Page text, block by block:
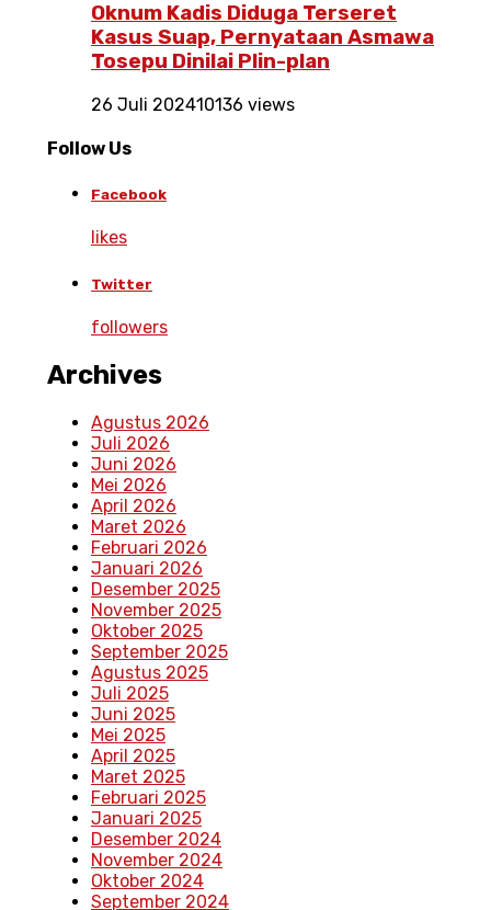
Oknum Kadis Diduga Terseret
Kasus Suap, Pernyataan Asmawa
Tosepu Dinilai Plin-plan
26 Juli 202410136 views
Follow Us
Facebook
likes
Twitter
followers
Archives
Agustus 2026
Juli 2026
Juni 2026
Mei 2026
April 2026
Maret 2026
Februari 2026
Januari 2026
Desember 2025
November 2025
Oktober 2025
September 2025
Agustus 2025
Juli 2025
Juni 2025
Mei 2025
April 2025
Maret 2025
Februari 2025
Januari 2025
Desember 2024
November 2024
Oktober 2024
September 2024